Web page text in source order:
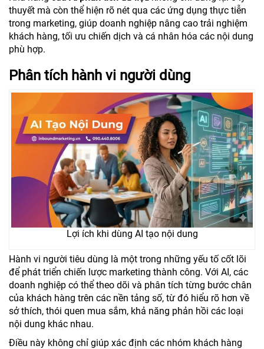
thuyết mà còn thể hiện rõ nét qua các ứng dụng thực tiễn
trong marketing, giúp doanh nghiệp nâng cao trải nghiệm
khách hàng, tối ưu chiến dịch và cá nhân hóa các nội dung
phù hợp.
Phân tích hành vi người dùng
Lợi ích khi dùng AI tạo nội dung
Hành vi người tiêu dùng là một trong những yếu tố cốt lõi
để phát triển chiến lược marketing thành công. Với AI, các
doanh nghiệp có thể theo dõi và phân tích từng bước chân
của khách hàng trên các nền tảng số, từ đó hiểu rõ hơn về
sở thích, thói quen mua sắm, khả năng phản hồi các loại
nội dung khác nhau.
Điều này không chỉ giúp xác định các nhóm khách hàng